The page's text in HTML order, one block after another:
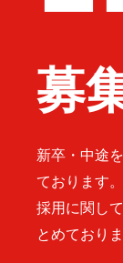
募
新卒・中途
ております。
採用に関し
とめており